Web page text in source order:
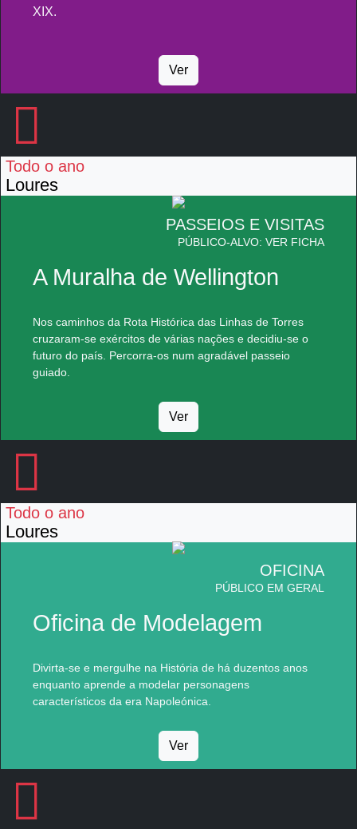
XIX.
Ver
Todo o ano
Loures
PASSEIOS E VISITAS
PÚBLICO-ALVO: VER FICHA
A Muralha de Wellington
Nos caminhos da Rota Histórica das Linhas de Torres
cruzaram-se exércitos de várias nações e decidiu-se o
futuro do país. Percorra-os num agradável passeio
guiado.
Ver
Todo o ano
Loures
OFICINA
PÚBLICO EM GERAL
Oficina de Modelagem
Divirta-se e mergulhe na História de há duzentos anos
enquanto aprende a modelar personagens
característicos da era Napoleónica.
Ver